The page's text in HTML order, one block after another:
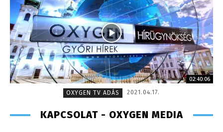
02:40:06
OXYGEN TV ADÁS
2021.04.17.
KAPCSOLAT - OXYGEN MEDIA